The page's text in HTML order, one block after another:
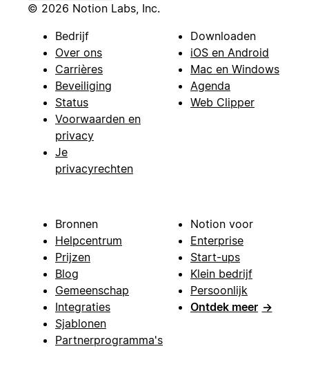
© 2026 Notion Labs, Inc.
Bedrijf
Over ons
Carrières
Beveiliging
Status
Voorwaarden en
privacy
Je
privacyrechten
Downloaden
iOS en Android
Mac en Windows
Agenda
Web Clipper
Bronnen
Helpcentrum
Prijzen
Blog
Gemeenschap
Integraties
Sjablonen
Partnerprogramma's
Notion voor
Enterprise
Start-ups
Klein bedrijf
Persoonlijk
Ontdek meer →